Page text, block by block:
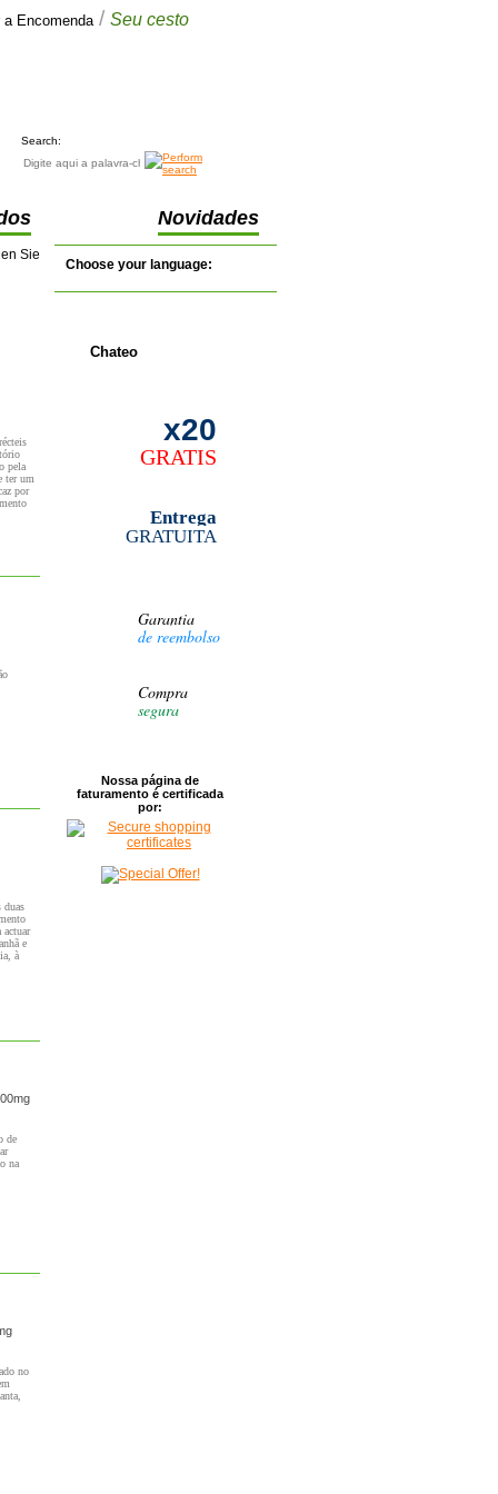
a Encomenda / Seu cesto
Search:
Novidades
Sie
pela
ter um
por
duas
actuar
e
à
de
na
no
Choose your language:
Chateo
x20
GRATIS
Entrega
GRATUITA
Garantia
de reembolso
Compra
segura
Nossa página de
faturamento é certificada
por: